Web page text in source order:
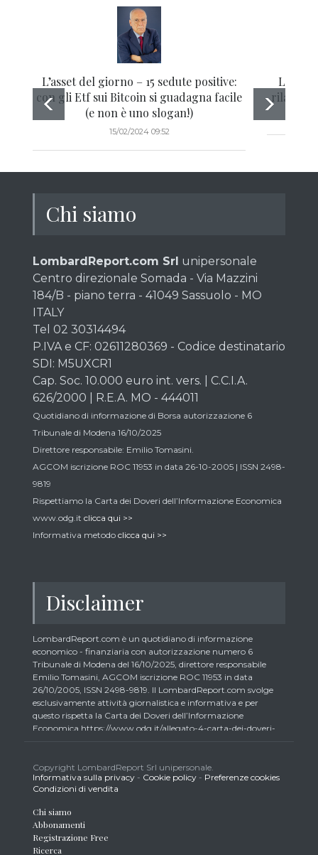
L’asset del giorno – 15 sedute positive:
con gli Etf sui Bitcoin si guadagna facile
(e non è uno slogan!)
15/02/2024 09:52
Le
rilancia
Chi siamo
LombardReport.com Srl unipersonale
Centro direzionale Somada - Via Mazzini
184/B - piano terra - 41049 Sassuolo - MO
ITALY
Tel 02 30314494
P.IVA e CF: 02611280369 - Codice destinatario
SDI: M5UXCR1
Cap. Soc. 10.000 euro int. vers. | C.C.I.A.
626/2000 | R.E.A. MO - 444011
Quotidiano di informazione di Borsa autorizzazione 6
Tribunale di Modena 16/10/2025
Direttore responsabile: Emilio Tomasini.
AGCOM iscrizione ROC 11953 in data 26-10-2005 | ISSN 2498-
9819
Rispettiamo la Carta dei Doveri dell’Informazione Economica
www.odg.it clicca qui >>
Informativa metodo clicca qui >>
Disclaimer
LombardReport.com è un quotidiano di informazione
economico - finanziaria con autorizzazione numero 6
Tribunale di Modena del 16/10/2025, direttore responsabile
Emilio Tomasini, AGCOM iscrizione ROC 11953 in data
26/10/2005, ISSN 2498-9819. Il LombardReport.com svolge
esclusivamente attività giornalistica e informativa e per
questo rispetta la Carta dei Doveri dell’Informazione
Economica https://www.odg.it/allegato-4-carta-dei-doveri-
essere consapevoli che i collaboratori di LombardReport.com
iscritti all’Ordine dei Giornalisti non possono detenere i titoli
oggetto dei loro articoli mentre i collaboratori non giornalisti
trader retail e comunque inferiori allo 0,5% del capitale, gli
strumenti finanziari oggetto dei loro articoli creando così un
potenziale conflitto di interesse con i lettori stessi. L’accesso al
Copyright LombardReport Srl unipersonale.
Informativa sulla privacy - Cookie policy - Preferenze cookies
Condizioni di vendita
Chi siamo
Abbonamenti
Registrazione Free
Ricerca